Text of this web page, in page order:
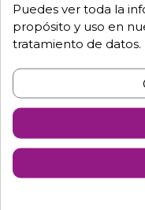
Puedes ver toda la
propósito y uso en
tratamiento de datos.